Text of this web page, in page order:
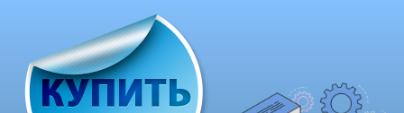
содержимому